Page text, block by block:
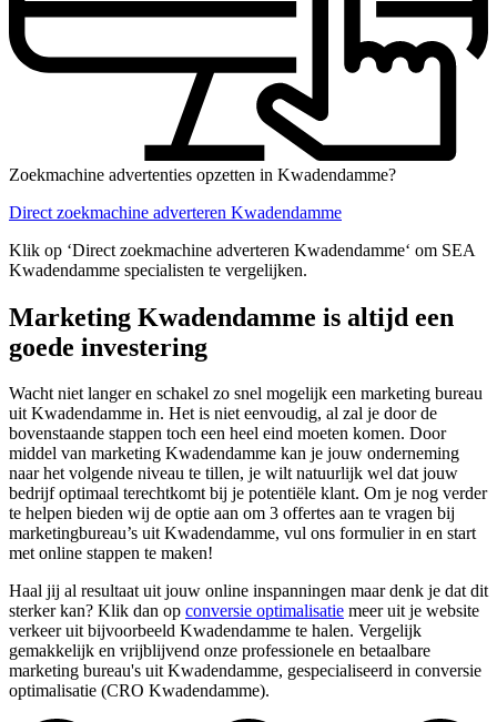
Zoekmachine advertenties opzetten in Kwadendamme?
Direct zoekmachine adverteren Kwadendamme
Klik op ‘Direct zoekmachine adverteren Kwadendamme‘ om SEA
Kwadendamme specialisten te vergelijken.
Marketing Kwadendamme is altijd een
goede investering
Wacht niet langer en schakel zo snel mogelijk een marketing bureau
uit Kwadendamme in. Het is niet eenvoudig, al zal je door de
bovenstaande stappen toch een heel eind moeten komen. Door
middel van marketing Kwadendamme kan je jouw onderneming
naar het volgende niveau te tillen, je wilt natuurlijk wel dat jouw
bedrijf optimaal terechtkomt bij je potentiële klant. Om je nog verder
te helpen bieden wij de optie aan om 3 offertes aan te vragen bij
marketingbureau’s uit Kwadendamme, vul ons formulier in en start
met online stappen te maken!
Haal jij al resultaat uit jouw online inspanningen maar denk je dat dit
sterker kan? Klik dan op conversie optimalisatie meer uit je website
verkeer uit bijvoorbeeld Kwadendamme te halen. Vergelijk
gemakkelijk en vrijblijvend onze professionele en betaalbare
marketing bureau's uit Kwadendamme, gespecialiseerd in conversie
optimalisatie (CRO Kwadendamme).